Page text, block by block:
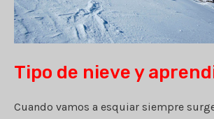
Tipo de nieve y
Cuando vamos a esquiar siempre